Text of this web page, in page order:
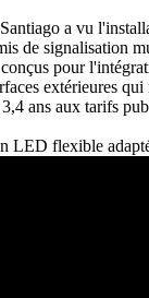
a vu
de signalisation
pour
extérieures
ans aux tarifs
LED flexible